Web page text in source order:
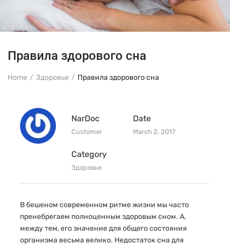
Правила здорового сна
Home Здоровье Правила здорового сна
NarDoc
Customer
Date
March 2, 2017
Category
Здоровье
В бешеном современном ритме жизни мы часто
пренебрегаем полноценным здоровым сном. А,
между тем, его значение для общего состояния
организма весьма велико. Недостаток сна для